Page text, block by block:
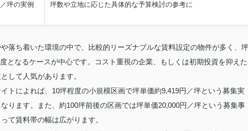
坪の実例
坪数や立地に応じた具体的な予算検討の参考に
落ち着いた環境の中で、比較的リーズナブルな賃料設定の物件が多く、坪
となるケースが中心です。コスト重視の企業、もしくは初期投資を抑えた
して人気があります。
トによれば、10坪程度の小規模区画で坪単価約9,419円／坪という募集実
ります。また、約100坪前後の区画では坪単価20,000円／坪という募集事
て賃料帯の幅は広がります。